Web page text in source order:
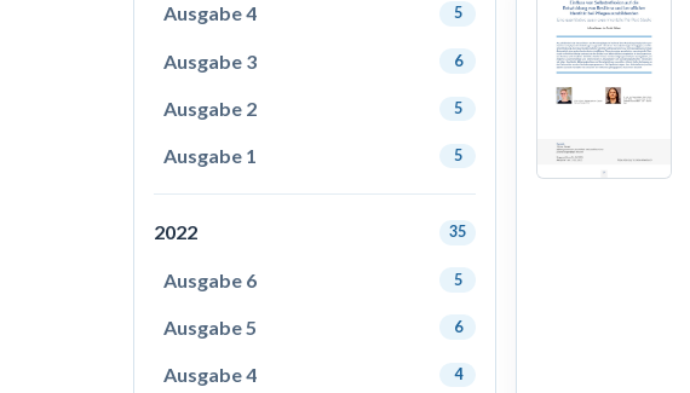
Ausgabe 4 5
Ausgabe 3 6
Ausgabe 2 5
Ausgabe 1 5
2022 35
Ausgabe 6 5
Ausgabe 5 6
Ausgabe 4 4